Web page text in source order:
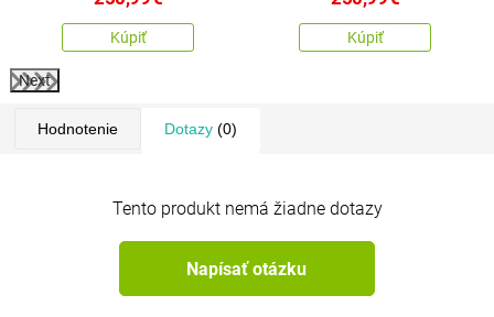
Kúpiť Kúpiť
Next
Hodnotenie Dotazy(0)
Tento produkt nemá žiadne dotazy
Napísať otázku